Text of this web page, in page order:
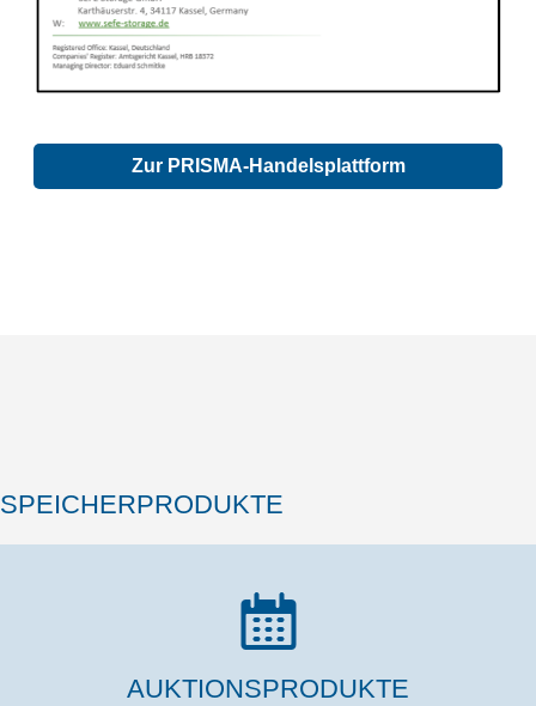
Zur PRISMA-Handelsplattform
SPEICHERPRODUKTE
AUKTIONSPRODUKTE